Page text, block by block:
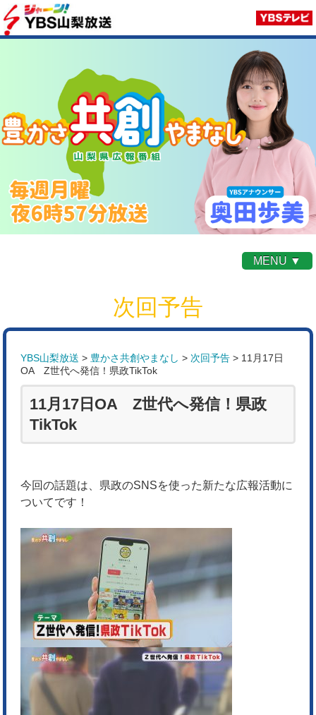
MENU ▼
次回予告
YBS山梨放送 > 豊かさ共創やまなし > 次回予告 > 11月17日
OA Z世代へ発信！県政TikTok
11月17日OA Z世代へ発信！県政
TikTok
今回の話題は、県政のSNSを使った新たな広報活動に
ついてです！